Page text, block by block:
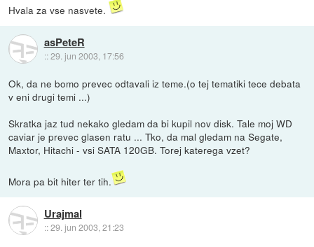
Hvala za vse nasvete.
asPeteR
::29. jun 2003, 17:56
Ok, da ne bomo prevec odtavali iz teme.(o tej tematiki tece debata
v eni drugi temi ...)
Skratka jaz tud nekako gledam da bi kupil nov disk. Tale moj WD
caviar je prevec glasen ratu ... Tko, da mal gledam na Segate,
Maxtor, Hitachi - vsi SATA 120GB. Torej katerega vzet?
Mora pa bit hiter ter tih.
Urajmal
::29. jun 2003, 21:23